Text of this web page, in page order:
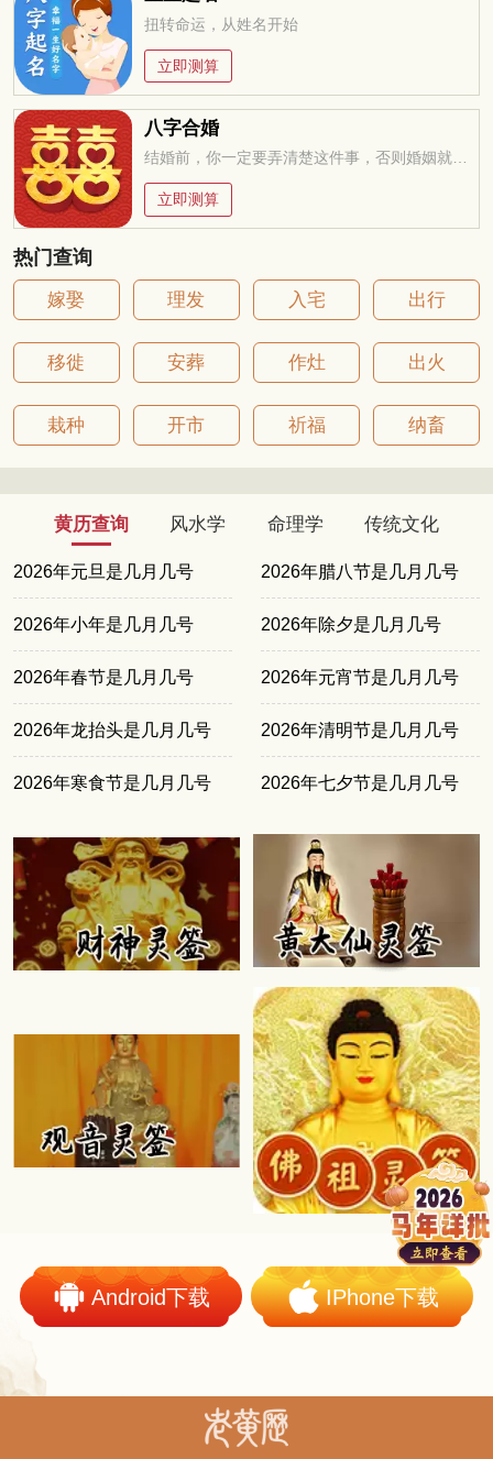
扭转命运，从姓名开始
立即测算
八字合婚
结婚前，你一定要弄清楚这件事，否则婚姻就是你的坟墓
立即测算
热门查询
嫁娶 理发 入宅 出行
移徙 安葬 作灶 出火
栽种 开市 祈福 纳畜
黄历查询 风水学 命理学 传统文化
2026年元旦是几月几号 2026年腊八节是几月几号
2026年小年是几月几号 2026年除夕是几月几号
2026年春节是几月几号 2026年元宵节是几月几号
2026年龙抬头是几月几号 2026年清明节是几月几号
2026年寒食节是几月几号 2026年七夕节是几月几号
Android下载 IPhone下载